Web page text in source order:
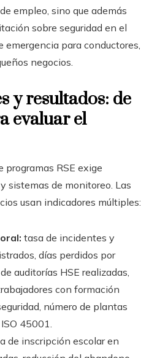
empleo, sino que además
sobre seguridad en el
emergencia para conductores,
negocios.
y resultados: de
evaluar el
programas RSE exige
sistemas de monitoreo. Las
usan indicadores múltiples:
tasa de incidentes y
días perdidos por
auditorías HSE realizadas,
con formación
número de plantas
45001.
de inscripción escolar en